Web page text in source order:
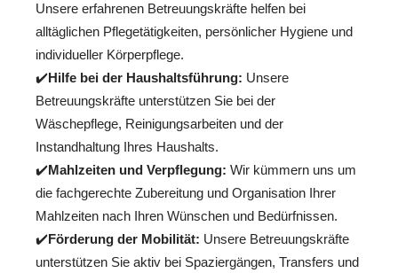
Unsere erfahrenen Betreuungskräfte helfen bei
alltäglichen Pflegetätigkeiten, persönlicher Hygiene und
individueller Körperpflege.
✔️Hilfe bei der Haushaltsführung: Unsere
Betreuungskräfte unterstützen Sie bei der
Wäschepflege, Reinigungsarbeiten und der
Instandhaltung Ihres Haushalts.
✔️Mahlzeiten und Verpflegung: Wir kümmern uns um
die fachgerechte Zubereitung und Organisation Ihrer
Mahlzeiten nach Ihren Wünschen und Bedürfnissen.
✔️Förderung der Mobilität: Unsere Betreuungskräfte
unterstützen Sie aktiv bei Spaziergängen, Transfers und